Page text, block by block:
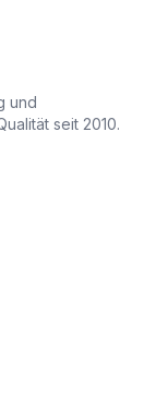
und
seit 2010.